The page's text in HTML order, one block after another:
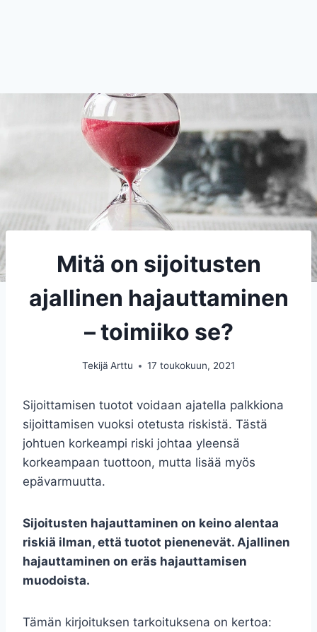
Mitä on sijoitusten
ajallinen hajauttaminen
– toimiiko se?
Tekijä Arttu 17 toukokuun, 2021
Sijoittamisen tuotot voidaan ajatella palkkiona
sijoittamisen vuoksi otetusta riskistä. Tästä
johtuen korkeampi riski johtaa yleensä
korkeampaan tuottoon, mutta lisää myös
epävarmuutta.
Sijoitusten hajauttaminen on keino alentaa
riskiä ilman, että tuotot pienenevät. Ajallinen
hajauttaminen on eräs hajauttamisen
muodoista.
Tämän kirjoituksen tarkoituksena on kertoa: